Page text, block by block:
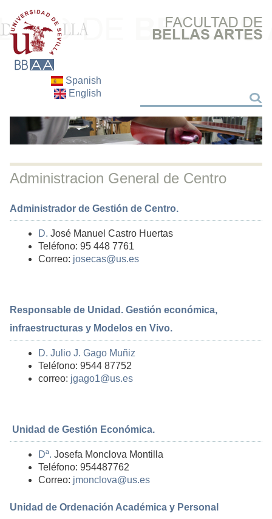
Spanish
English
Buscar
Administracion General de Centro
Administrador de Gestión de Centro.
D. José Manuel Castro Huertas
Teléfono: 95 448 7761
Correo: josecas@us.es
Responsable de Unidad. Gestión económica,
infraestructuras y Modelos en Vivo.
D. Julio J. Gago Muñiz
Teléfono: 9544 87752
correo: jgago1@us.es
Unidad de Gestión Económica.
Dª. Josefa Monclova Montilla
Teléfono: 954487762
Correo: jmonclova@us.es
Unidad de Ordenación Académica y Personal